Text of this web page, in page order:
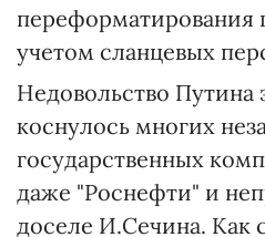
переформатирования
учетом сланцевых
Недовольство Путина
коснулось многих
государственных
даже "Роснефти" и
доселе И.Сечина. Как